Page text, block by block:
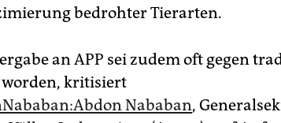
bedrohter Tierarten.
an APP sei zudem oft gegen
kritisiert
Nababan,